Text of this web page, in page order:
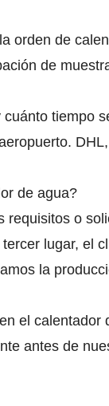
orden de
de
tiempo
de agua?
requisitos o
lugar, el
la
el calentador
antes de